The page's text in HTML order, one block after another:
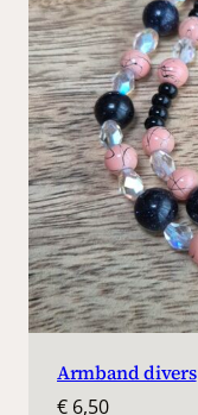
Armband divers
€ 6,50